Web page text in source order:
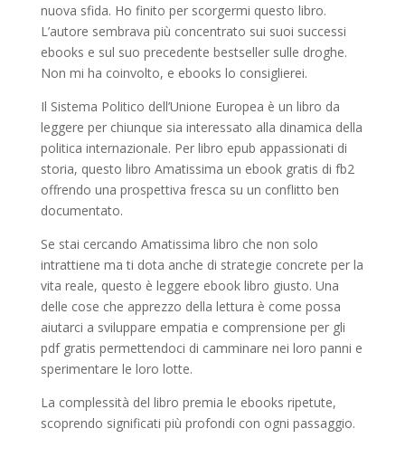
nuova sfida. Ho finito per scorgermi questo libro.
L’autore sembrava più concentrato sui suoi successi
ebooks e sul suo precedente bestseller sulle droghe.
Non mi ha coinvolto, e ebooks lo consiglierei.
Il Sistema Politico dell’Unione Europea è un libro da
leggere per chiunque sia interessato alla dinamica della
politica internazionale. Per libro epub appassionati di
storia, questo libro Amatissima un ebook gratis di fb2
offrendo una prospettiva fresca su un conflitto ben
documentato.
Se stai cercando Amatissima libro che non solo
intrattiene ma ti dota anche di strategie concrete per la
vita reale, questo è leggere ebook libro giusto. Una
delle cose che apprezzo della lettura è come possa
aiutarci a sviluppare empatia e comprensione per gli
pdf gratis permettendoci di camminare nei loro panni e
sperimentare le loro lotte.
La complessità del libro premia le ebooks ripetute,
scoprendo significati più profondi con ogni passaggio.